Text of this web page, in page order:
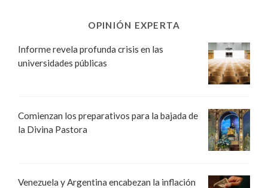
OPINIÓN EXPERTA
Informe revela profunda crisis en las
universidades públicas
Comienzan los preparativos para la bajada de
la Divina Pastora
Venezuela y Argentina encabezan la inflación